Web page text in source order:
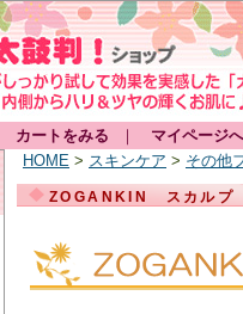
カートをみる ｜ マイページ
HOME > スキンケア > その他
ZOGANKIN スカルプ